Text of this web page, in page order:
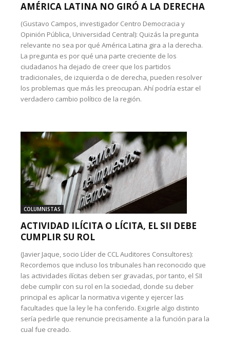
AMÉRICA LATINA NO GIRÓ A LA DERECHA
(Gustavo Campos, investigador Centro Democracia y
Opinión Pública, Universidad Central): Quizás la pregunta
relevante no sea por qué América Latina gira a la derecha.
La pregunta es por qué una parte creciente de los
ciudadanos ha dejado de creer que los partidos
tradicionales, de izquierda o de derecha, pueden resolver
los problemas que más les preocupan. Ahí podría estar el
verdadero cambio político de la región.
COLUMNISTAS
ACTIVIDAD ILÍCITA O LÍCITA, EL SII DEBE
CUMPLIR SU ROL
(Javier Jaque, socio Líder de CCL Auditores Consultores):
Recordemos que incluso los tribunales han reconocido que
las actividades ilícitas deben ser gravadas, por tanto, el SII
debe cumplir con su rol en la sociedad, donde su deber
principal es aplicar la normativa vigente y ejercer las
facultades que la ley le ha conferido. Exigirle algo distinto
sería pedirle que renuncie precisamente a la función para la
cual fue creado.